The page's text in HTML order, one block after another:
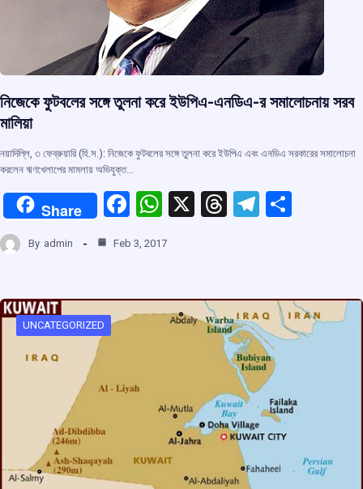
নিজেকে ফুটবলের সঙ্গে তুলনা করে ইউপিএ-এনডিএ-র সমালোচনায় সরব
মালিয়া
নয়াদিল্লি, ৩ ফেব্রুয়ারি (হি.স.): নিজেকে ফুটবলের সঙ্গে তুলনা করে ইউপিএ এবং এনডিএ সরকারের সমালোচনা
করলেন ঋণখেলাপের মামলায় অভিযুক্ত…
Share
F
ce
o
W
at
A
p
X
T
d
s
T
a
m
By admin Feb 3, 2017
UNCATEGORIZED